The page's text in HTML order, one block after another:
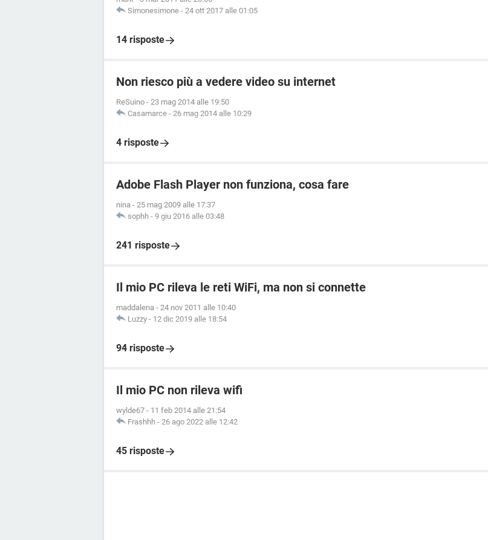
Simonesimone - 24 ott 2017 alle 01:05
14 risposte
Non riesco più a vedere video su internet
ReSuino - 23 mag 2014 alle 19:50
Casamarce - 26 mag 2014 alle 10:29
4 risposte
Adobe Flash Player non funziona, cosa fare
nina - 25 mag 2009 alle 17:37
sophh - 9 giu 2016 alle 03:48
241 risposte
Il mio PC rileva le reti WiFi, ma non si connette
maddalena - 24 nov 2011 alle 10:40
Luzzy - 12 dic 2019 alle 18:54
94 risposte
Il mio PC non rileva wifi
wylde67 - 11 feb 2014 alle 21:54
Frashhh - 26 ago 2022 alle 12:42
45 risposte